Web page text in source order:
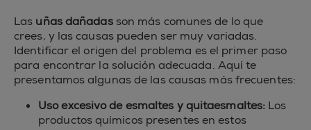
Las uñas dañadasson más comunes de lo que
crees, y las causas pueden ser muy variadas.
Identificar el origen del problema es el primer paso
para encontrar la solución adecuada. Aquí te
presentamos algunas de las causas más frecuentes:
Uso excesivo de esmaltes y quitaesmaltes: Los
productos químicos presentes en estos